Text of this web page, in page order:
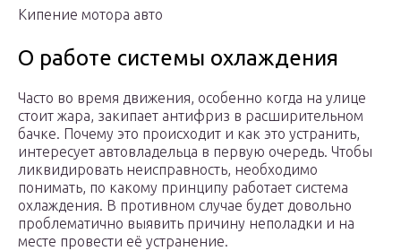
Кипение мотора авто
О работе системы охлаждения
Часто во время движения, особенно когда на улице
стоит жара, закипает антифриз в расширительном
бачке. Почему это происходит и как это устранить,
интересует автовладельца в первую очередь. Чтобы
ликвидировать неисправность, необходимо
понимать, по какому принципу работает система
охлаждения. В противном случае будет довольно
проблематично выявить причину неполадки и на
месте провести её устранение.